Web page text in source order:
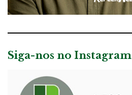
Siga-nos no Instagram